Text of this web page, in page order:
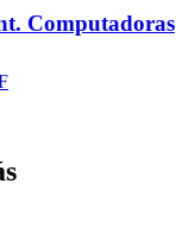
Computadoras